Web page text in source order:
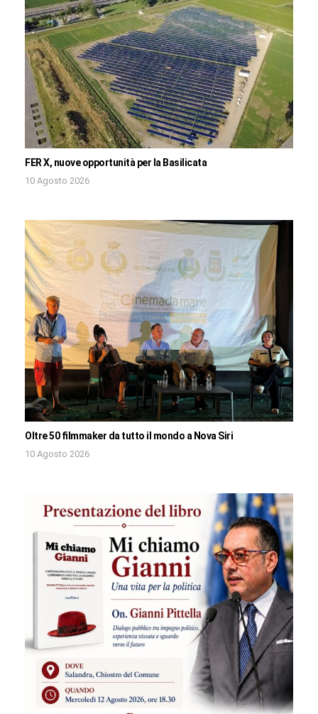
FER X, nuove opportunità per la Basilicata
10 Agosto 2026
Oltre 50 filmmaker da tutto il mondo a Nova Siri
10 Agosto 2026